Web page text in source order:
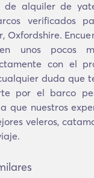
alquiler de
verificados
Oxfordshire.
unos pocos
con el
duda que
por el barco
que nuestros
veleros,